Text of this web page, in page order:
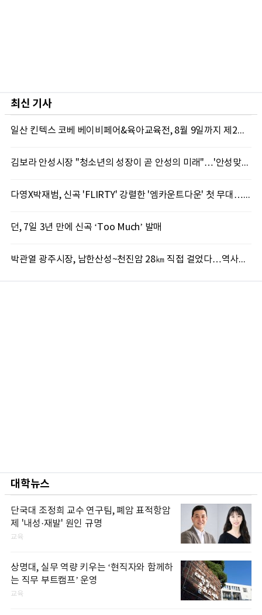
최신 기사
일산 킨텍스 코베 베이비페어&육아교육전, 8월 9일까지 제2전시장서 진행
김보라 안성시장 "청소년의 성장이 곧 안성의 미래"…'안성맞춤 스터디랩 구포' 첫걸음
다영X박재범, 신곡 'FLIRTY' 강렬한 '엠카운트다운' 첫 무대…7일 '뮤직뱅크' 출격
던, 7일 3년 만에 신곡 ‘Too Much’ 발매
박관열 광주시장, 남한산성~천진암 28㎞ 직접 걸었다…역사문화 둘레길 조성 '속도'
대학뉴스
단국대 조정희 교수 연구팀, 폐암 표적항암
제 '내성·재발' 원인 규명
교육
상명대, 실무 역량 키우는 ‘현직자와 함께하
는 직무 부트캠프’ 운영
교육